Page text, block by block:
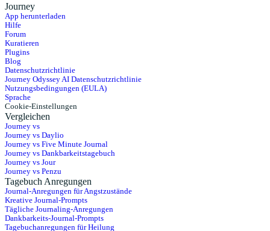
Journey
App herunterladen
Hilfe
Forum
Kuratieren
Plugins
Blog
Datenschutzrichtlinie
Journey Odyssey AI Datenschutzrichtlinie
Nutzungsbedingungen (EULA)
Sprache
Cookie-Einstellungen
Vergleichen
Journey vs
Journey vs Daylio
Journey vs Five Minute Journal
Journey vs Dankbarkeitstagebuch
Journey vs Jour
Journey vs Penzu
Tagebuch Anregungen
Journal-Anregungen für Angstzustände
Kreative Journal-Prompts
Tägliche Journaling-Anregungen
Dankbarkeits-Journal-Prompts
Tagebuchanregungen für Heilung